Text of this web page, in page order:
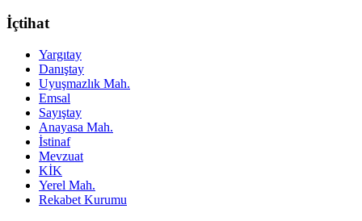
İçtihat
Yargıtay
Danıştay
Uyuşmazlık Mah.
Emsal
Sayıştay
Anayasa Mah.
İstinaf
Mevzuat
KİK
Yerel Mah.
Rekabet Kurumu